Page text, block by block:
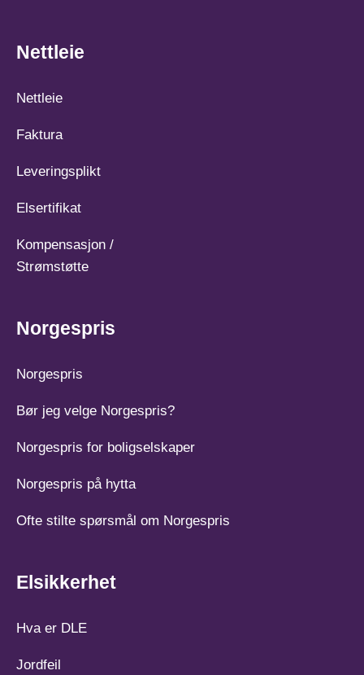
Nettleie
Nettleie
Faktura
Leveringsplikt
Elsertifikat
Kompensasjon /
Strømstøtte
Norgespris
Norgespris
Bør jeg velge Norgespris?
Norgespris for boligselskaper
Norgespris på hytta
Ofte stilte spørsmål om Norgespris
Elsikkerhet
Hva er DLE
Jordfeil